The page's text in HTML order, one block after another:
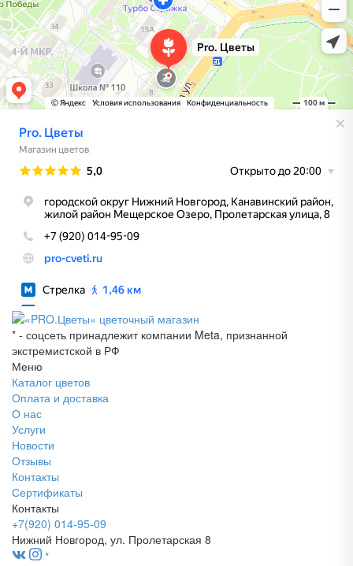
* - соцсеть принадлежит компании Meta, признанной
экстремистской в РФ
Меню
Каталог цветов
Оплата и доставка
О нас
Услуги
Новости
Отзывы
Контакты
Сертификаты
Контакты
+7(920) 014-95-09
Нижний Новгород, ул. Пролетарская 8
*